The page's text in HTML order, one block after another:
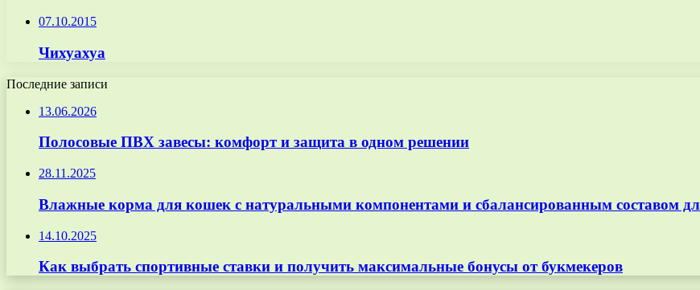
07.10.2015
Чихуахуа
Последние записи
13.06.2026
Полосовые ПВХ завесы: комфорт и защита в одном решении
28.11.2025
Влажные корма для кошек с натуральными компонентами и сбалансированным составом
14.10.2025
Как выбрать спортивные ставки и получить максимальные бонусы от букмекеров